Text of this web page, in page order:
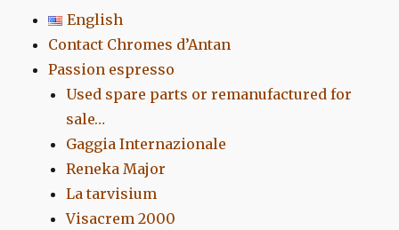
English
Contact Chromes d’Antan
Passion espresso
Used spare parts or remanufactured for
sale…
Gaggia Internazionale
Reneka Major
La tarvisium
Visacrem 2000